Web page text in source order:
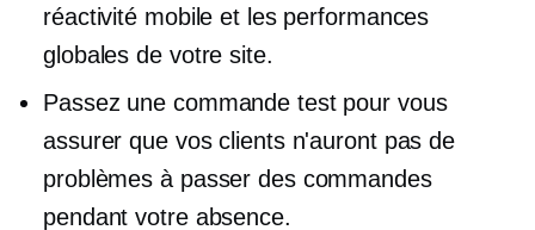
réactivité mobile et les performances
globales de votre site.
Passez une commande test pour vous
assurer que vos clients n'auront pas de
problèmes à passer des commandes
pendant votre absence.